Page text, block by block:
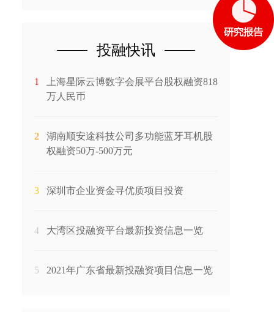
投融快讯
1
上海星际云博数字会展平台股权融资818
万人民币
2
湖南顺安途科技公司多功能蓝牙耳机股
权融资50万-500万元
3 深圳市企业资金寻优质项目投资
4 大湾区投融资平台最新投资信息一览
5 2021年广东省最新投融资项目信息一览